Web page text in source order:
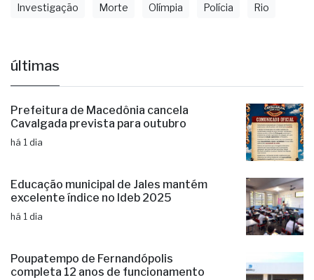
Investigação Morte Olímpia Polícia Rio
últimas
Prefeitura de Macedônia cancela
Cavalgada prevista para outubro
há 1 dia
Educação municipal de Jales mantém
excelente índice no Ideb 2025
há 1 dia
Poupatempo de Fernandópolis
completa 12 anos de funcionamento